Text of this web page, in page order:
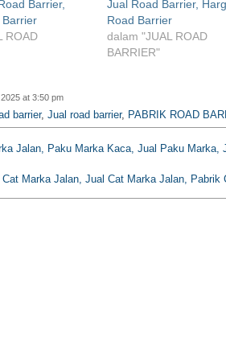
Barrier,
Barrier
ROAD
Jual Road Barrier,
Road Barrier
dalam "JUAL ROAD
BARRIER"
at 3:50 pm
barrier, Jual road barrier, PABRIK ROAD
Jalan, Paku Marka Kaca, Jual Paku
Cat Marka Jalan, Jual Cat Marka Jalan,